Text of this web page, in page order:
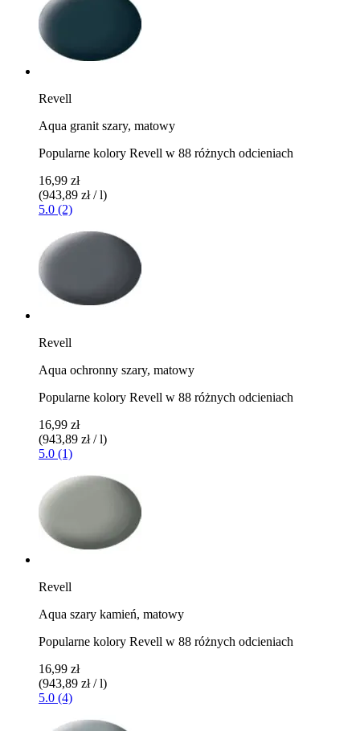
Revell
Aqua granit szary, matowy
Popularne kolory Revell w 88 różnych odcieniach
16,99 zł
(943,89 zł / l)
5.0 (2)
Revell
Aqua ochronny szary, matowy
Popularne kolory Revell w 88 różnych odcieniach
16,99 zł
(943,89 zł / l)
5.0 (1)
Revell
Aqua szary kamień, matowy
Popularne kolory Revell w 88 różnych odcieniach
16,99 zł
(943,89 zł / l)
5.0 (4)